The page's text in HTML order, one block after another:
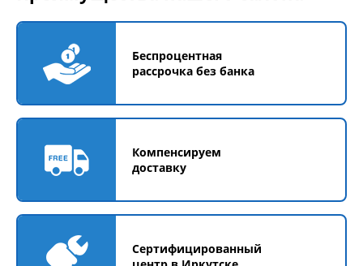
Беспроцентная
рассрочка без банка
Компенсируем
доставку
Сертифицированный